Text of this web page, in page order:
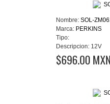
Nombre: SOL-
Marca: PERKINS
Tipo:
Descripcion: 12V
$696.00 MXN